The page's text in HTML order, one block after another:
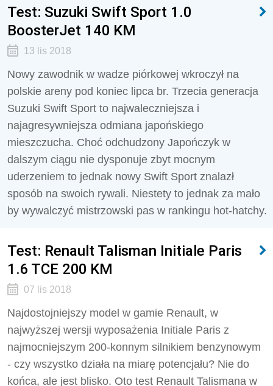
Test: Suzuki Swift Sport 1.0
BoosterJet 140 KM
13 lis 2018
Nowy zawodnik w wadze piórkowej wkroczył na
polskie areny pod koniec lipca br. Trzecia generacja
Suzuki Swift Sport to najwaleczniejsza i
najagresywniejsza odmiana japońskiego
mieszczucha. Choć odchudzony Japończyk w
dalszym ciągu nie dysponuje zbyt mocnym
uderzeniem to jednak nowy Swift Sport znalazł
sposób na swoich rywali. Niestety to jednak za mało
by wywalczyć mistrzowski pas w rankingu hot-hatchy.
Test: Renault Talisman Initiale Paris
1.6 TCE 200 KM
07 lis 2018
Najdostojniejszy model w gamie Renault, w
najwyższej wersji wyposażenia Initiale Paris z
najmocniejszym 200-konnym silnikiem benzynowym
- czy wszystko działa na miarę potencjału? Nie do
końca, ale jest blisko. Oto test Renault Talismana w